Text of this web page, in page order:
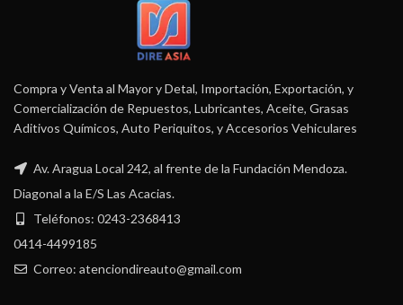
Compra y Venta al Mayor y Detal, Importación, Exportación, y
Comercialización de Repuestos, Lubricantes, Aceite, Grasas
Aditivos Químicos, Auto Periquitos, y Accesorios Vehiculares
Av. Aragua Local 242, al frente de la Fundación Mendoza.
Diagonal a la E/S Las Acacias.
Teléfonos: 0243-2368413
0414-4499185
Correo: atenciondireauto@gmail.com